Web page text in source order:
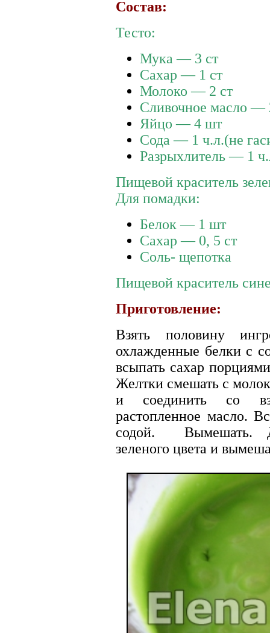
Состав:
Тесто:
Мука — 3 ст
Сахар — 1 ст
Молоко — 2 ст
Сливочное масло —
Яйцо — 4 шт
Сода — 1 ч.л.(не
Разрыхлитель — 1
Пищевой краситель
Для помадки:
Белок — 1 шт
Сахар — 0, 5 ст
Соль- щепотка
Пищевой краситель
Приготовление:
Взять половину
охлажденные белки с
всыпать сахар
Желтки смешать с
и соединить со
растопленное масло.
содой. Вымешать.
зеленого цвета и